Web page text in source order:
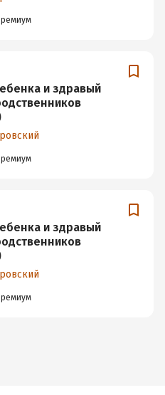
и здравый
и здравый